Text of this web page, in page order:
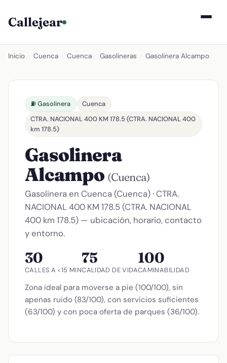
Callejear
Inicio Cuenca Cuenca Gasolineras Gasolinera Alcampo
⛽ Gasolinera
Cuenca
CTRA. NACIONAL 400 KM 178.5 (CTRA. NACIONAL 400
km 178.5)
Gasolinera
Alcampo (Cuenca)
Gasolinera en Cuenca (Cuenca) · CTRA.
NACIONAL 400 KM 178.5 (CTRA. NACIONAL
400 km 178.5) — ubicación, horario, contacto
y entorno.
30
CALLES A <15 MIN
75
CALIDAD DE VIDA
100
CAMINABILIDAD
Zona ideal para moverse a pie (100/100), sin
apenas ruido (83/100), con servicios suficientes
(63/100) y con poca oferta de parques (36/100).